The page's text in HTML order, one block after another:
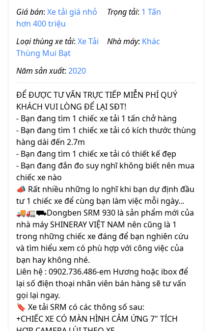
Giá bán: Xe tải giá nhỏ
hơn 400 triệu
Trọng tải: 1 Tấn
Loại thùng xe tải: Xe Tải
Thùng Mui Bạt
Nhà máy: Khác
Năm sản xuất: 2020
ĐỂ ĐƯỢC TƯ VẤN TRỰC TIẾP MIỄN PHÍ QUÝ
KHÁCH VUI LÒNG ĐỂ LẠI SĐT!
- Bạn đang tìm 1 chiếc xe tải 1 tấn chở hàng
- Bạn đang tìm 1 chiếc xe tải có kích thước thùng
hàng dài đến 2.7m
- Bạn đang tìm 1 chiếc xe tải có thiết kế đẹp
- Bạn đang đắn đo suy nghĩ không biết nên mua
chiếc xe nào
📣 Rất nhiều những lo nghĩ khi bạn dự định đầu
tư 1 chiếc xe để cùng bạn làm việc mỗi ngày...
🚚🚛⛟Dongben SRM 930 là sản phẩm mới của
nhà máy SHINERAY VIỆT NAM nên cũng là 1
trong những chiếc xe đáng để bạn nghiên cứu
và tìm hiểu xem có phù hợp với công việc của
bạn hay không nhé.
Liên hệ : 0902.736.486-em Hương hoặc ibox để
lại số điện thoại nhân viên bán hàng sẽ tư vấn
gọi lại ngay.
🔖 Xe tải SRM có các thông số sau:
+CHIẾC XE CÓ MÀN HÌNH CẢM ỨNG 7" TÍCH